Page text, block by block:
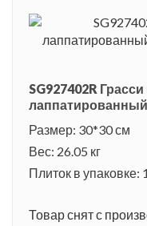
SG927402R
лаппатированный
Размер: 30*30 см
Вес: 26.05 кг
Плиток в упаковке:
Товар снят с